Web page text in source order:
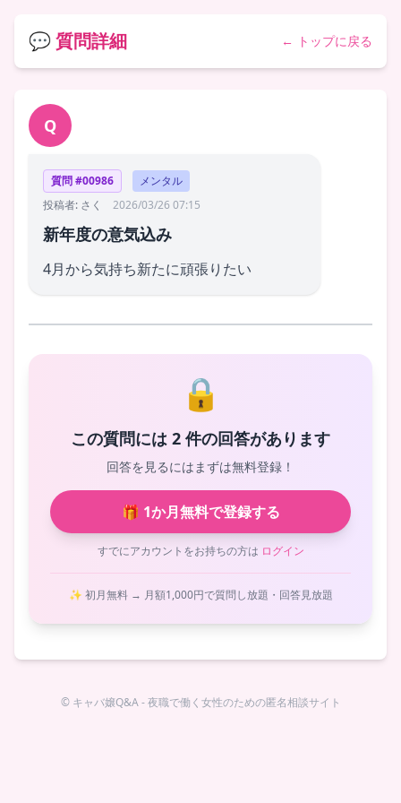
💬 質問詳細 ← トップに戻る
Q
質問 #00986
メンタル
投稿者: さく
2026/03/26 07:15
新年度の意気込み
4月から気持ち新たに頑張りたい
🔒
この質問には 2 件の回答があります
回答を見るにはまずは無料登録！
🎁 1か月無料で登録する
すでにアカウントをお持ちの方は ログイン
✨ 初月無料 → 月額1,000円で質問し放題・回答見放題
© キャバ嬢Q&A - 夜職で働く女性のための匿名相談サイト